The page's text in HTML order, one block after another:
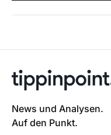
News und Analysen.
Auf den Punkt.